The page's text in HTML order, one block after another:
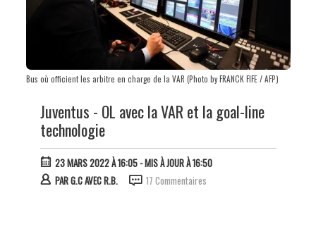
Bus où officient les arbitre en charge de la VAR (Photo by FRANCK FIFE / AFP)
Juventus - OL avec la VAR et la goal-line
technologie
23 MARS 2022 À 16:05- MIS À JOUR À 16:50
PARG.C AVEC R.B. 17 Commentaires